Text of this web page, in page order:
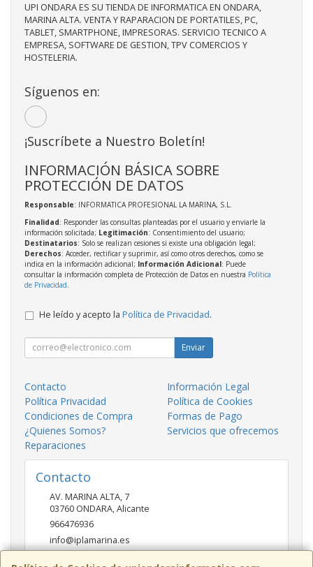
UPI ONDARA ES SU TIENDA DE INFORMATICA EN ONDARA,
MARINA ALTA. VENTA Y RAPARACION DE PORTATILES, PC,
TABLET, SMARTPHONE, IMPRESORAS. SERVICIO TECNICO A
EMPRESA, SOFTWARE DE GESTION, TPV COMERCIOS Y
HOSTELERIA.
Síguenos en:
¡Suscríbete a Nuestro Boletín!
INFORMACIÓN BÁSICA SOBRE
PROTECCIÓN DE DATOS
Responsable: INFORMATICA PROFESIONAL LA MARINA, S.L.
Finalidad: Responder las consultas planteadas por el usuario y enviarle la
información solicitada; Legitimación: Consentimiento del usuario;
Destinatarios: Solo se realizan cesiones si existe una obligación legal;
Derechos: Acceder, rectificar y suprimir, así como otros derechos, como se
indica en la información adicional; Información Adicional: Puede
consultar la información completa de Protección de Datos en nuestra Política
de Privacidad.
He leído y acepto la Política de Privacidad.
Enviar
Contacto
Información Legal
Política Privacidad
Política de Cookies
Condiciones de Compra
Formas de Pago
¿Quienes Somos?
Servicios que ofrecemos
Reparaciones
Contacto
AV. MARINA ALTA, 7
03760 ONDARA,Alicante
966476936
info@iplamarina.es